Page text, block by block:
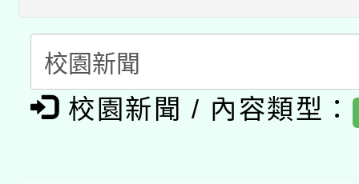
暨閱讀推動專業研習
科技賦能─人工智慧
礎課程
A3數位素養講師名單
「數位內容與教學軟體
有關大陸委員會函釋公
校園新聞 / 內容類型：